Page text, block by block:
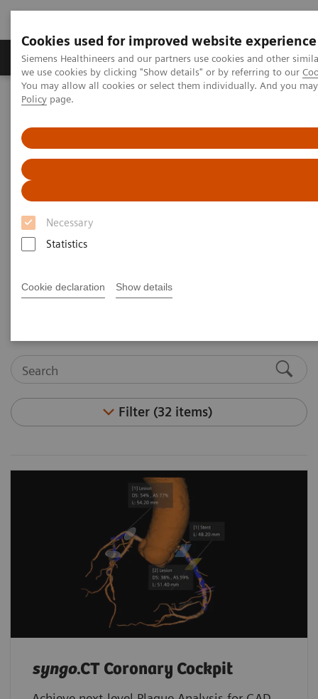
Cookies used for improved website experience
Siemens Healthineers and our partners use cookies and other
we use cookies by clicking "Show details" or by referring to our
You may allow all cookies or select them individually. And you
Policy page.
Necessary
Statistics
Cookie declaration Show details
Productos y servicios Especialidades Clínicas
Siemens Healthineers Latinoamérica
Computed Tomography -
Clinical Software Application
With Siemens Healthineers innovative Options &
systems - keeping them state of the art and reducing
Filter (32 items)
syngo.CT Coronary Cockpit